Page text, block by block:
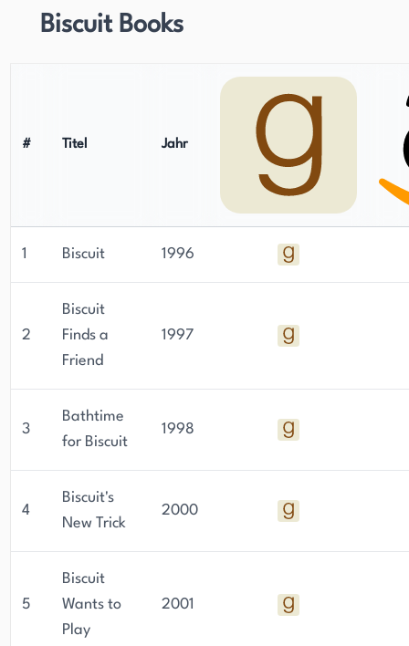
sie zu einer beliebten Figur in der Kinderliteratur
Biscuit Books
# Titel Jahr
1 Biscuit 1996
2
Biscuit
Finds a
Friend
1997
3
Bathtime
for Biscuit
1998
4
Biscuit's
New Trick
2000
5
Biscuit
Wants to
Play
2001